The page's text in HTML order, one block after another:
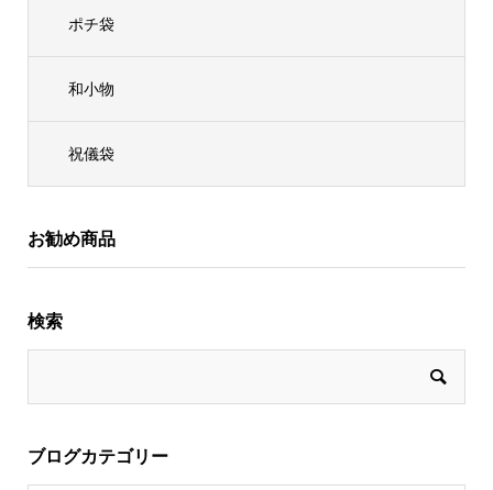
ポチ袋
和小物
祝儀袋
お勧め商品
検索
ブログカテゴリー